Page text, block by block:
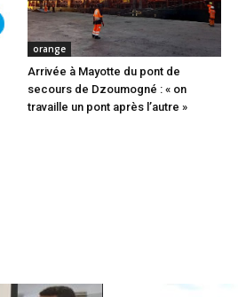
orange
Arrivée à Mayotte du pont de
secours de Dzoumogné : « on
travaille un pont après l’autre »